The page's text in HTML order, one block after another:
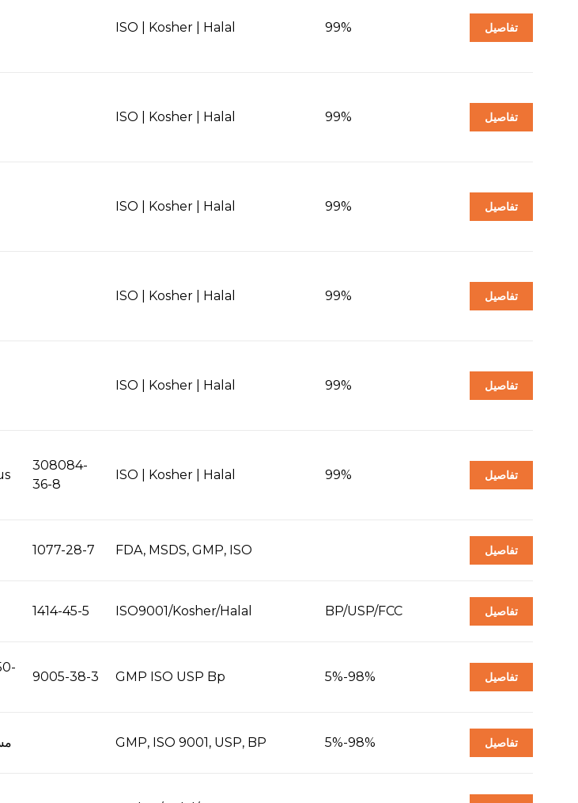
ISO | Kosher | Halal 99% تفاصيل
ISO | Kosher | Halal 99% تفاصيل
ISO | Kosher | Halal 99% تفاصيل
ISO | Kosher | Halal 99% تفاصيل
ISO | Kosher | Halal 99% تفاصيل
308084-
36-8
ISO | Kosher | Halal 99% تفاصيل
1077-28-7 FDA, MSDS, GMP, ISO تفاصيل
1414-45-5 ISO9001/Kosher/Halal BP/USP/FCC تفاصيل
9005-38-3 GMP ISO USP Bp 5%-98% تفاصيل
GMP, ISO 9001, USP, BP 5%-98% تفاصيل